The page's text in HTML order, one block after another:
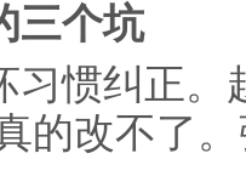
三个坑
习惯纠正
的改不了